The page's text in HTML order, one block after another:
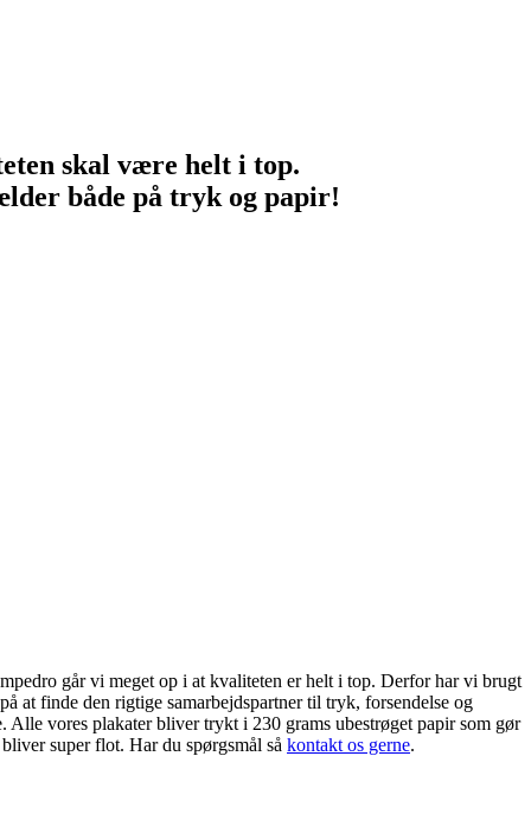
skal være helt i top.
både på tryk og papir!
går vi meget op i at kvaliteten er helt i top. Derfor har vi brugt
at finde den rigtige samarbejdspartner til tryk, forsendelse og
Alle vores plakater bliver trykt i 230 grams ubestrøget papir som gør
super flot. Har du spørgsmål så kontakt os gerne.